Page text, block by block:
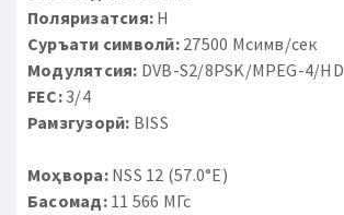
Поляризатсия: H
Суръати символӣ:27500 Мсимв/сек
Модулятсия: DVB-S2/8PSK/MPEG-4/HD
FEC:3/4
Рамзгузорӣ: BISS
Моҳвора:NSS 12 (57.0°E)
Басомад:11 566 МГс